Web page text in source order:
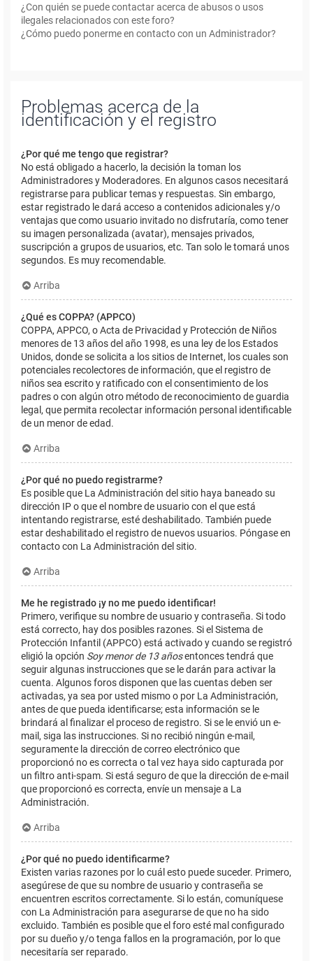
¿Con quién se puede contactar acerca de abusos o usos
ilegales relacionados con este foro?
¿Cómo puedo ponerme en contacto con un Administrador?
Problemas acerca de la
identificación y el registro
¿Por qué me tengo que registrar?
No está obligado a hacerlo, la decisión la toman los
Administradores y Moderadores. En algunos casos necesitará
registrarse para publicar temas y respuestas. Sin embargo,
estar registrado le dará acceso a contenidos adicionales y/o
ventajas que como usuario invitado no disfrutaría, como tener
su imagen personalizada (avatar), mensajes privados,
suscripción a grupos de usuarios, etc. Tan solo le tomará unos
segundos. Es muy recomendable.
Arriba
¿Qué es COPPA? (APPCO)
COPPA, APPCO, o Acta de Privacidad y Protección de Niños
menores de 13 años del año 1998, es una ley de los Estados
Unidos, donde se solicita a los sitios de Internet, los cuales son
potenciales recolectores de información, que el registro de
niños sea escrito y ratificado con el consentimiento de los
padres o con algún otro método de reconocimiento de guardia
legal, que permita recolectar información personal identificable
de un menor de edad.
Arriba
¿Por qué no puedo registrarme?
Es posible que La Administración del sitio haya baneado su
dirección IP o que el nombre de usuario con el que está
intentando registrarse, esté deshabilitado. También puede
estar deshabilitado el registro de nuevos usuarios. Póngase en
contacto con La Administración del sitio.
Arriba
Me he registrado ¡y no me puedo identificar!
Primero, verifique su nombre de usuario y contraseña. Si todo
está correcto, hay dos posibles razones. Si el Sistema de
Protección Infantil (APPCO) está activado y cuando se registró
eligió la opción Soy menor de 13 añosentonces tendrá que
seguir algunas instrucciones que se le darán para activar la
cuenta. Algunos foros disponen que las cuentas deben ser
activadas, ya sea por usted mismo o por La Administración,
antes de que pueda identificarse; esta información se le
brindará al finalizar el proceso de registro. Si se le envió un e-
mail, siga las instrucciones. Si no recibió ningún e-mail,
seguramente la dirección de correo electrónico que
proporcionó no es correcta o tal vez haya sido capturada por
un filtro anti-spam. Si está seguro de que la dirección de e-mail
que proporcionó es correcta, envíe un mensaje a La
Administración.
Arriba
¿Por qué no puedo identificarme?
Existen varias razones por lo cuál esto puede suceder. Primero,
asegúrese de que su nombre de usuario y contraseña se
encuentren escritos correctamente. Si lo están, comuníquese
con La Administración para asegurarse de que no ha sido
excluido. También es posible que el foro esté mal configurado
por su dueño y/o tenga fallos en la programación, por lo que
necesitaría ser reparado.